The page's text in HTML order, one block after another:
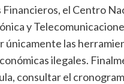
el Centro
y
únicamente las
ilegales.
consultar el